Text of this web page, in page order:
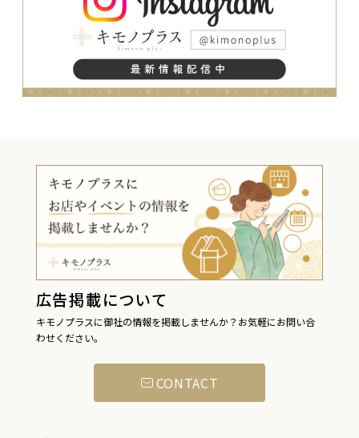
広告掲載について
キモノプラスに御社の情報を掲載しませんか？お気軽にお問い合
わせください。
CONTACT